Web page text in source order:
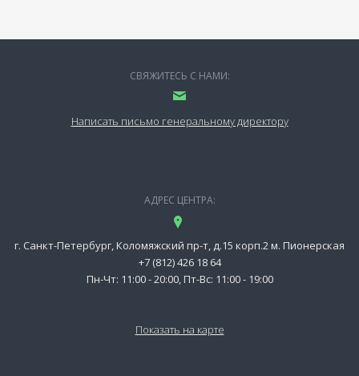
СВЯЖИТЕСЬ С НАМИ:
Написать письмо генеральному директору
АДРЕС ЦЕНТРА:
г. Санкт-Петербург, Коломяжский пр-т, д.15 корп.2 м. Пионерская
+7 (812) 426 18 64
Пн-Чт: 11:00 - 20:00, Пт-Вс: 11:00 - 19:00
Показать на карте